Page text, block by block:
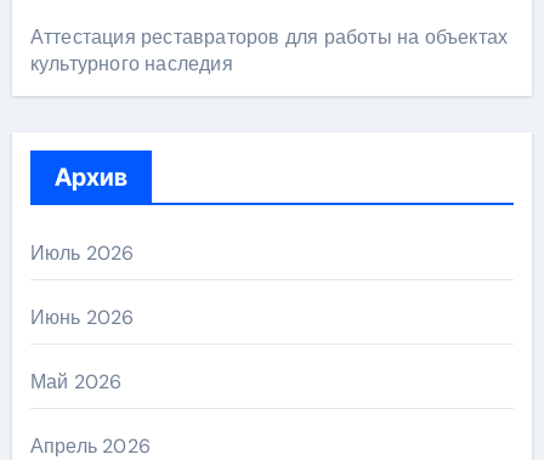
Аттестация реставраторов для работы на объектах
культурного наследия
Архив
Июль 2026
Июнь 2026
Май 2026
Апрель 2026